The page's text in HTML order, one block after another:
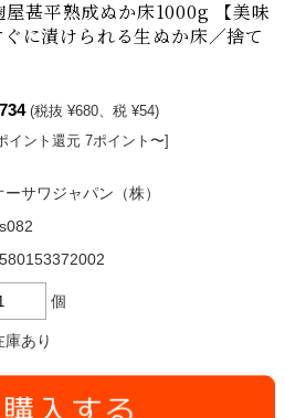
甚平熟成ぬか床1000g 【美味
に漬けられる生ぬか床／捨て
(税抜 ¥680、税 ¥54)
イント還元 7ポイント〜]
ーサワジャパン（株）
個
庫あり